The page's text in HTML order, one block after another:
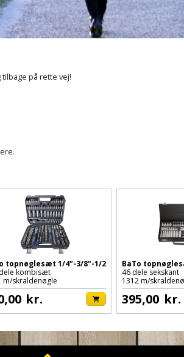
på rette vej!
topnøglesæt 1/4"-3/8"-1/2
kombisæt
m/skraldenøgle
kr.
BaTo
46 dele sekskant
1312 m/
395,00 kr.